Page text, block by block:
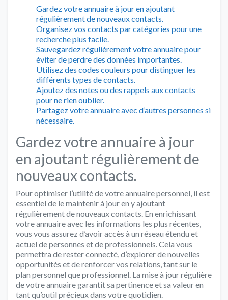
Gardez votre annuaire à jour en ajoutant
régulièrement de nouveaux contacts.
Organisez vos contacts par catégories pour une
recherche plus facile.
Sauvegardez régulièrement votre annuaire pour
éviter de perdre des données importantes.
Utilisez des codes couleurs pour distinguer les
différents types de contacts.
Ajoutez des notes ou des rappels aux contacts
pour ne rien oublier.
Partagez votre annuaire avec d’autres personnes si
nécessaire.
Gardez votre annuaire à jour
en ajoutant régulièrement de
nouveaux contacts.
Pour optimiser l’utilité de votre annuaire personnel, il est
essentiel de le maintenir à jour en y ajoutant
régulièrement de nouveaux contacts. En enrichissant
votre annuaire avec les informations les plus récentes,
vous vous assurez d’avoir accès à un réseau étendu et
actuel de personnes et de professionnels. Cela vous
permettra de rester connecté, d’explorer de nouvelles
opportunités et de renforcer vos relations, tant sur le
plan personnel que professionnel. La mise à jour régulière
de votre annuaire garantit sa pertinence et sa valeur en
tant qu’outil précieux dans votre quotidien.